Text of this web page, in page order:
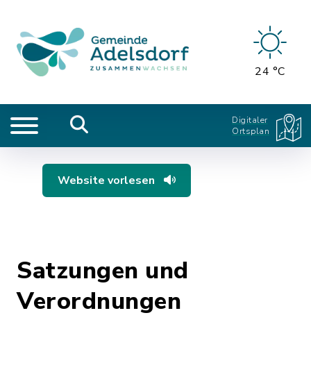
24 °C
Digitaler
Ortsplan
Website vorlesen
Satzungen und
Verordnungen